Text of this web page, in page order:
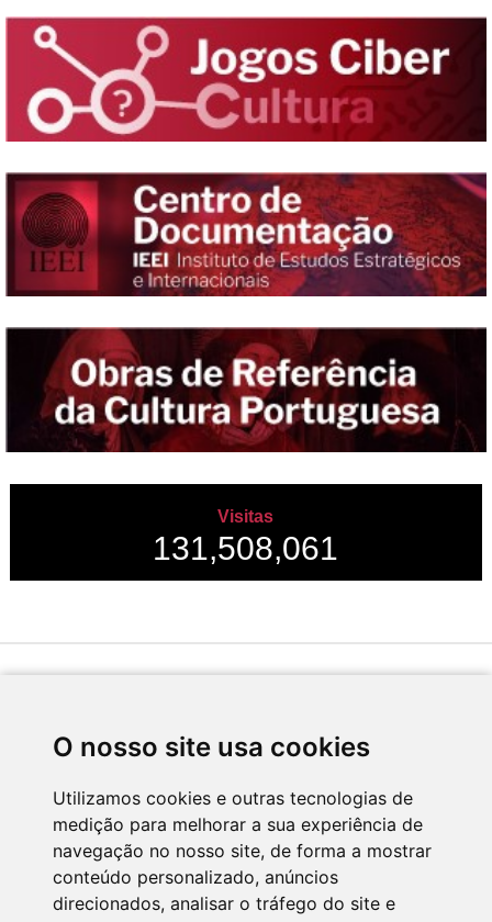
O nosso site usa cookies
Utilizamos cookies e outras tecnologias de
medição para melhorar a sua experiência de
navegação no nosso site, de forma a mostrar
conteúdo personalizado, anúncios
direcionados, analisar o tráfego do site e
Visitas
131,508,061